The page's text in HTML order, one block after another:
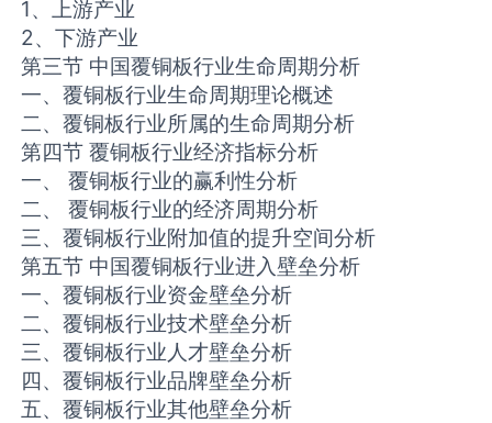
1、上游产业
2、下游产业
第三节 中国覆铜板行业生命周期分析
一、覆铜板行业生命周期理论概述
二、覆铜板行业所属的生命周期分析
第四节 覆铜板行业经济指标分析
一、 覆铜板行业的赢利性分析
二、 覆铜板行业的经济周期分析
三、覆铜板行业附加值的提升空间分析
第五节 中国覆铜板行业进入壁垒分析
一、覆铜板行业资金壁垒分析
二、覆铜板行业技术壁垒分析
三、覆铜板行业人才壁垒分析
四、覆铜板行业品牌壁垒分析
五、覆铜板行业其他壁垒分析